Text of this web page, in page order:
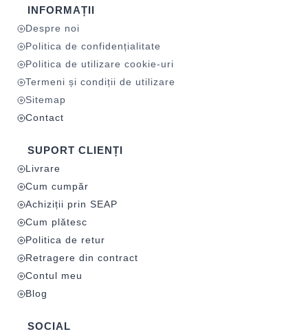
INFORMAȚII
Despre noi
Politica de confidențialitate
Politica de utilizare cookie-uri
Termeni și condiții de utilizare
Sitemap
Contact
SUPORT CLIENȚI
Livrare
Cum cumpăr
Achiziții prin SEAP
Cum plătesc
Politica de retur
Retragere din contract
Contul meu
Blog
SOCIAL